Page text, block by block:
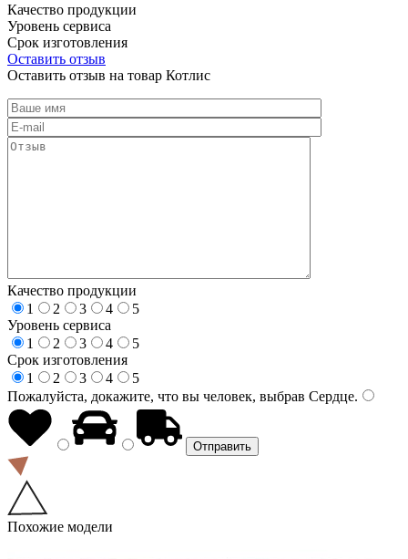
Качество продукции
Уровень сервиса
Срок изготовления
Оставить отзыв
Оставить отзыв на товар Котлис
Качество продукции
1
2 3 4
5
Уровень сервиса
1
2 3 4
5
Срок изготовления
1
2 3 4
5
Пожалуйста, докажите, что вы человек, выбрав Сердце.
Похожие модели